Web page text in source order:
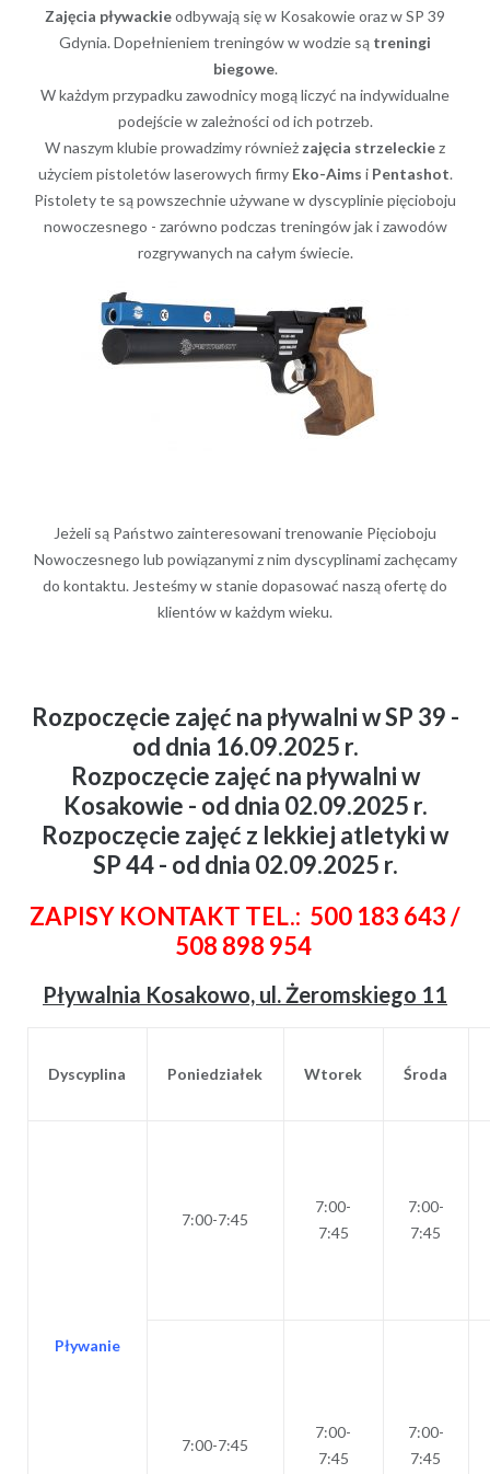
Zajęcia pływackieodbywają się w Kosakowie oraz w SP 39
Gdynia. Dopełnieniem treningów w wodzie są treningi
biegowe.
W każdym przypadku zawodnicy mogą liczyć na indywidualne
podejście w zależności od ich potrzeb.
W naszym klubie prowadzimy również zajęcia strzeleckiez
użyciem pistoletów laserowych firmy Eko-Aims i Pentashot.
Pistolety te są powszechnie używane w dyscyplinie pięcioboju
nowoczesnego - zarówno podczas treningów jak i zawodów
rozgrywanych na całym świecie.
Jeżeli są Państwo zainteresowani trenowanie Pięcioboju
Nowoczesnego lub powiązanymi z nim dyscyplinami zachęcamy
do kontaktu. Jesteśmy w stanie dopasować naszą ofertę do
klientów w każdym wieku.
Rozpoczęcie zajęć na pływalni w SP 39 -
od dnia 16.09.2025 r.
Rozpoczęcie zajęć na pływalni w
Kosakowie - od dnia 02.09.2025 r.
Rozpoczęcie zajęć z lekkiej atletyki w
SP 44 - od dnia 02.09.2025 r.
ZAPISY KONTAKT TEL.: 500 183 643 /
508 898 954
Pływalnia Kosakowo, ul. Żeromskiego 11
Dyscyplina Poniedziałek Wtorek Środa
Pływanie
7:00-7:45
7:00-
7:45
7:00-
7:45
7:00-7:45
7:00-
7:45
7:00-
7:45